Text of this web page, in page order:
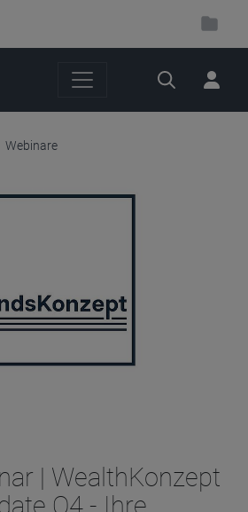
Suche
Webinare
| WealthKonzept
Q4 - Ihre